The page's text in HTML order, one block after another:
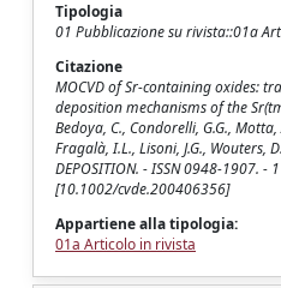
Tipologia
01 Pubblicazione su rivista::01a
Citazione
MOCVD of Sr-containing oxides:
deposition mechanisms of the
Bedoya, C., Condorelli, G.G.,
Fragalà, I.L., Lisoni, J.G., Wouters,
DEPOSITION. - ISSN 0948-1907. -
[10.1002/cvde.200406356]
Appartiene alla tipologia:
01a Articolo in rivista